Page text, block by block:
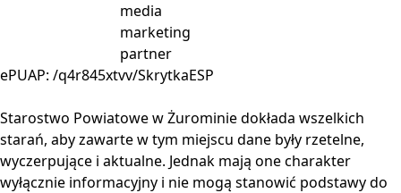
ePUAP: /q4r845xtvv/SkrytkaESP
Starostwo Powiatowe w Żurominie dokłada wszelkich
starań, aby zawarte w tym miejscu dane były rzetelne,
wyczerpujące i aktualne. Jednak mają one charakter
wyłącznie informacyjny i nie mogą stanowić podstawy do